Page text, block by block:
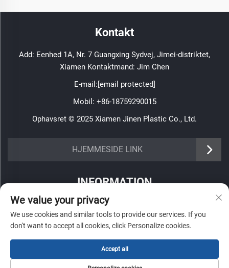
Kontakt
Add: Eenhed 1A, Nr. 7 Guangxing Sydvej, Jimei-distriktet,
Xiamen Kontaktmand: Jim Chen
E-mail:[email protected]
Mobil: +86-18759290015
Ophavsret © 2025 Xiamen Jinen Plastic Co., Ltd.
HJEMMESIDE LINK
https://www.jinenplastic.com/service
https://www.jinenplastic.com/projects
https://www.jinenplastic.com/news
https://www.jinenplastic.com/contact-us
INFORMATION
Tilmeld dig for at modtage vores ugentlige nyhedsbrev
Send
We value your privacy
We use cookies and similar tools to provide our services. If you
don't want to accept all cookies, click Personalize cookies.
Accept all